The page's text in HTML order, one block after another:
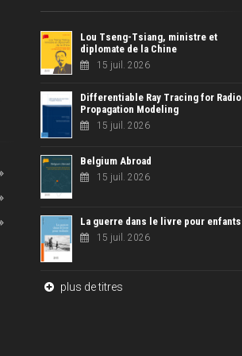
Lou Tseng-Tsiang, ministre et
diplomate de la Chine
15 juil. 2026
Differentiable Ray Tracing for Radio
Propagation Modeling
15 juil. 2026
Belgium Abroad
15 juil. 2026
La guerre dans le livre pour enfants
15 juil. 2026
plus de titres